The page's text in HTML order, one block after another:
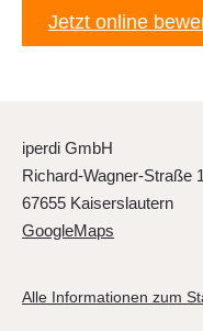
Jetzt online
iperdi GmbH
Richard-Wagner-Straße 1
67655 Kaiserslautern
GoogleMaps
Alle Informationen zum